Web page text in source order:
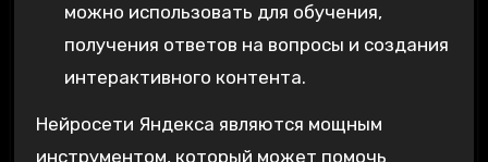
можно использовать для обучения‚
получения ответов на вопросы и создания
интерактивного контента.
Нейросети Яндекса являются мощным
инструментом‚ который может помочь